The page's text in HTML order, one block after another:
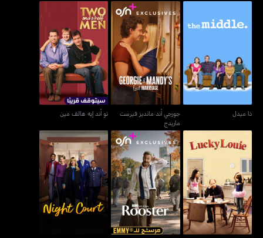
ذا ميدل
جورجي أند مانديز فيرست
ماريدج
جورجي أند مانديز فيرست
ماريدج
تو أند إيه هالف مين
تو أند إيه هالف مين
لاكي لوي روستر المحكمة الليلية - نايت كورت